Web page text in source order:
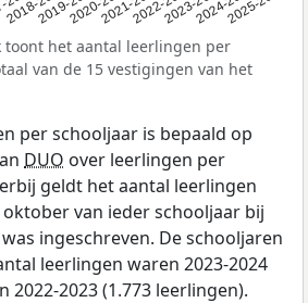
toont het aantal leerlingen per
van de 15 vestigingen van het
per schooljaar is bepaald op
DUO over leerlingen per
geldt het aantal leerlingen
van ieder schooljaar bij
ingeschreven. De schooljaren
leerlingen waren 2023-2024
2022-2023 (1.773 leerlingen).